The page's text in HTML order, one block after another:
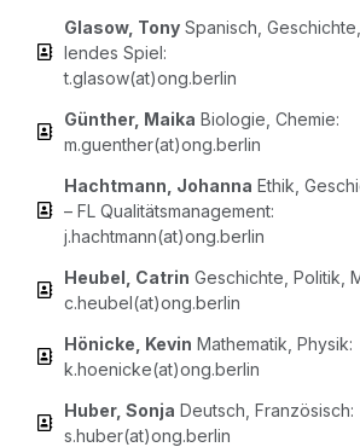
Gla­sow, TonySpa­nisch,
len­des Spiel:
t.glasow(at)ong.berlin
Gün­ther, Mai­ka Bio­lo­gie, Che­mie:
m.guenther(at)ong.berlin
Hacht­mann, Johan­na Ethik,
– FL Qua­li­täts­ma­nage­ment:
j.hachtmann(at)ong.berlin
Heu­bel, Catrin Geschich­te, Poli­tik,
c.heubel(at)ong.berlin
Höni­cke, Kevin Mathe­ma­tik, Phy­sik:
k.hoenicke(at)ong.berlin
Huber, Son­ja Deutsch, Fran­zö­sisch:
s.huber(at)ong.berlin